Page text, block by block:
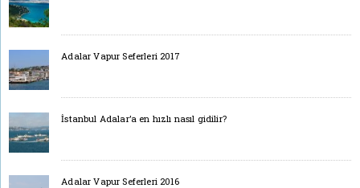
Adalar Vapur Seferleri 2017
İstanbul Adalar’a en hızlı nasıl gidilir?
Adalar Vapur Seferleri 2016